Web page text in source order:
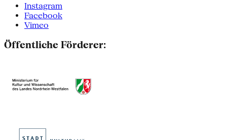
Instagram
Facebook
Vimeo
Öffentliche Förderer: